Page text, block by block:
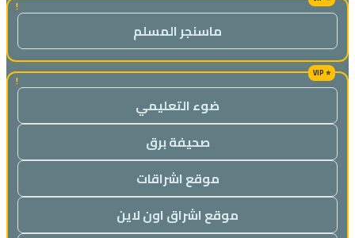
!
ماسنجر المسلم
!
ضوء التعليمي
صحيفة برق
موقع اشراقات
موقع اشراق اون لاين